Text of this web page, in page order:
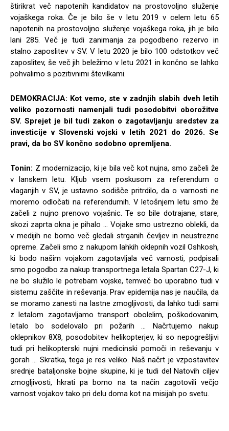
štirikrat več napotenih kandidatov na prostovoljno služenje
vojaškega roka. Če je bilo še v letu 2019 v celem letu 65
napotenih na prostovoljno služenje vojaškega roka, jih je bilo
lani 285. Več je tudi zanimanja za pogodbeno rezervo in
stalno zaposlitev v SV. V letu 2020 je bilo 100 odstotkov več
zaposlitev, še več jih beležimo v letu 2021 in končno se lahko
pohvalimo s pozitivnimi številkami.
DEMOKRACIJA: Kot vemo, ste v zadnjih slabih dveh letih
veliko pozornosti namenjali tudi posodobitvi oborožitve
SV. Sprejet je bil tudi zakon o zagotavljanju sredstev za
investicije v Slovenski vojski v letih 2021 do 2026. Se
pravi, da bo SV končno sodobno opremljena.
Tonin: Z modernizacijo, ki je bila več kot nujna, smo začeli že
v lanskem letu. Kljub vsem poskusom za referendum o
vlaganjih v SV, je ustavno sodišče pritrdilo, da o varnosti ne
moremo odločati na referendumih. V letošnjem letu smo že
začeli z nujno prenovo vojašnic. Te so bile dotrajane, stare,
skozi zaprta okna je pihalo … Vojake smo ustrezno oblekli, da
v medijih ne bomo več gledali strganih čevljev in neustrezne
opreme. Začeli smo z nakupom lahkih oklepnih vozil Oshkosh,
ki bodo našim vojakom zagotavljala več varnosti, podpisali
smo pogodbo za nakup transportnega letala Spartan C27-J, ki
ne bo služilo le potrebam vojske, temveč bo uporabno tudi v
sistemu zaščite in reševanja. Prav epidemija nas je naučila, da
se moramo zanesti na lastne zmogljivosti, da lahko tudi sami
z letalom zagotavljamo transport obolelim, poškodovanim,
letalo bo sodelovalo pri požarih … Načrtujemo nakup
oklepnikov 8X8, posodobitev helikopterjev, ki so nepogrešljivi
tudi pri helikopterski nujni medicinski pomoči in reševanju v
gorah … Skratka, tega je res veliko. Naš načrt je vzpostavitev
srednje bataljonske bojne skupine, ki je tudi del Natovih ciljev
zmogljivosti, hkrati pa bomo na ta način zagotovili večjo
varnost vojakov tako pri delu doma kot na misijah po svetu.